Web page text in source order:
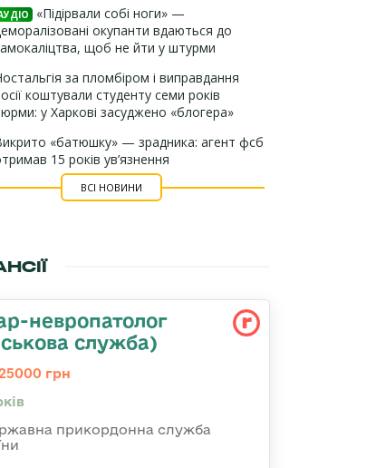
«Підірвали собі ноги» —
окупанти вдаються до
щоб не йти у штурми
за пломбіром і виправдання
коштували студенту семи років
у Харкові засуджено «блогера»
«батюшку» — зрадника: агент фсб
15 років ув’язнення
ВСІ НОВИНИ
невропатолог
служба)
грн
прикордонна служба